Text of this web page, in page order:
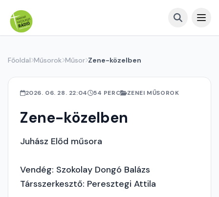
Főoldal Műsorok Műsor Zene-közelben
2026. 06. 28. 22:04 54 PERC ZENEI MŰSOROK
Zene-közelben
Juhász Előd műsora
Vendég: Szokolay Dongó Balázs
Társszerkesztő: Peresztegi Attila